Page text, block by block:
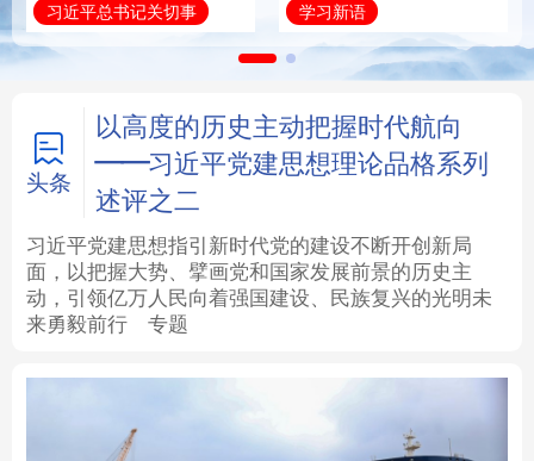
信息化 数字经济
学术中国 乡村振兴 银龄 溯源中国
城市 旅游 能源 会展
彩票 娱乐 时尚 悦读
公益 一带一路 亚太网 上市公司
习近平总书记关切事 学习新语
头条
以高度的历史主动把握时代航向
——习近平党建思想理论品格系列
述评之二
习近平党建思想指引新时代党的建设不断开创新局
面，以把握大势、擘画党和国家发展前景的历史主
动，引领亿万人民向着强国建设、民族复兴的光明未
来勇毅前行
专题